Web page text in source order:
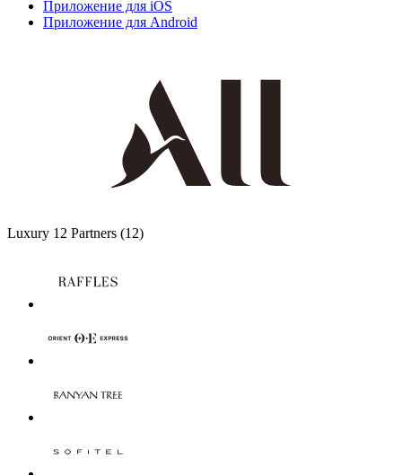
Приложение для iOS
Приложение для Android
Luxury 12 Partners (12)